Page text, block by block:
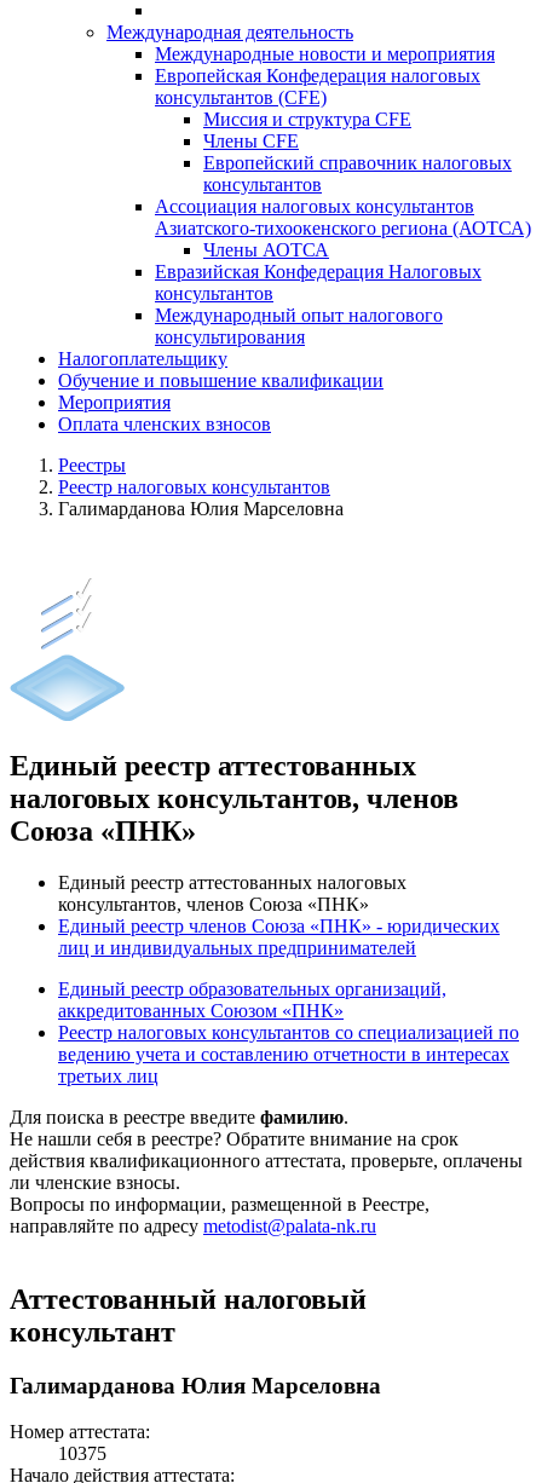
Международная деятельность
Международные новости и мероприятия
Европейская Конфедерация налоговых
консультантов (CFE)
Миссия и структура CFE
Члены CFE
Европейский справочник налоговых
консультантов
Ассоциация налоговых консультантов
Азиатского-тихоокенского региона (АОТСА)
Члены АОТСА
Евразийская Конфедерация Налоговых
консультантов
Международный опыт налогового
консультирования
Налогоплательщику
Обучение и повышение квалификации
Мероприятия
Оплата членских взносов
Реестры
Реестр налоговых консультантов
Галимарданова Юлия Марселовна
Единый реестр аттестованных
налоговых консультантов, членов
Союза «ПНК»
Единый реестр аттестованных налоговых
консультантов, членов Союза «ПНК»
Единый реестр членов Союза «ПНК» - юридических
лиц и индивидуальных предпринимателей
Единый реестр образовательных организаций,
аккредитованных Союзом «ПНК»
Реестр налоговых консультантов со специализацией по
ведению учета и составлению отчетности в интересах
третьих лиц
Для поиска в реестре введите фамилию.
Не нашли себя в реестре? Обратите внимание на срок
действия квалификационного аттестата, проверьте, оплачены
ли членские взносы.
Вопросы по информации, размещенной в Реестре,
направляйте по адресу metodist@palata-nk.ru
Аттестованный налоговый
консультант
Галимарданова Юлия Марселовна
Номер аттестата:
10375
Начало действия аттестата: